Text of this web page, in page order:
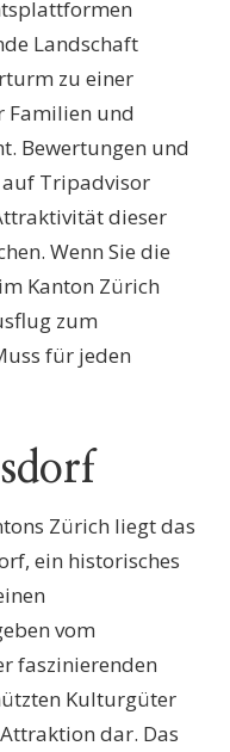
Landschaft
zu einer
Familien und
Bewertungen und
auf Tripadvisor
dieser
Wenn Sie die
Kanton Zürich
zum
für jeden
Zürich liegt das
ein historisches
vom
faszinierenden
Kulturgüter
dar. Das